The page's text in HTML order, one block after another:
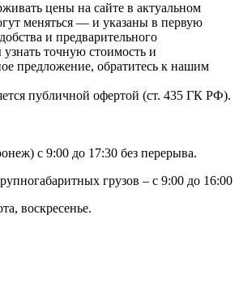
цены на сайте в актуальном
меняться — и указаны в первую
и предварительного
точную стоимость и
предложение, обратитесь к нашим
публичной офертой (ст. 435 ГК РФ).
с 9:00 до 17:30 без перерыва.
грузов – с 9:00 до 16:00
воскресенье.